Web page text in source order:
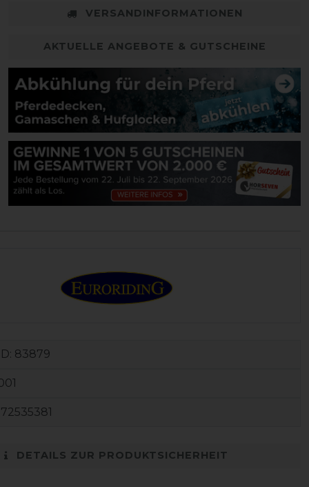
VERSANDINFORMATIONEN
AKTUELLE ANGEBOTE & GUTSCHEINE
83879
DETAILS ZUR PRODUKTSICHERHEIT